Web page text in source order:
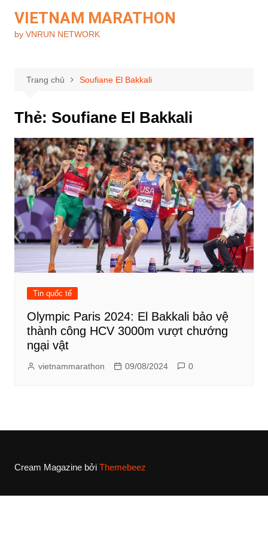
phần
VIETNAM MARATHON
by VNRUN NETWORK
Trang chủ Soufiane El Bakkali
Thẻ: Soufiane El Bakkali
Tin quốc tế
Olympic Paris 2024: El Bakkali bảo vệ
thành công HCV 3000m vượt chướng
ngại vật
vietnammarathon 09/08/2024 0
Cream Magazine bởi Themebeez